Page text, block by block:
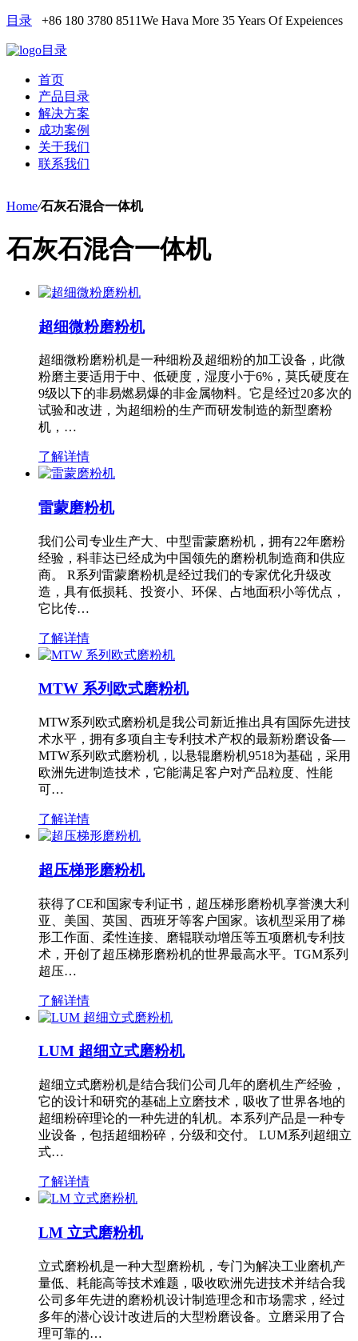
目录 +86 180 3780 8511We Hava More 35 Years Of Expeiences
目录
首页
产品目录
解决方案
成功案例
关于我们
联系我们
Home/石灰石混合一体机
石灰石混合一体机
超细微粉磨粉机
超细微粉磨粉机是一种细粉及超细粉的加工设备，此微
粉磨主要适用于中、低硬度，湿度小于6%，莫氏硬度在
9级以下的非易燃易爆的非金属物料。它是经过20多次的
试验和改进，为超细粉的生产而研发制造的新型磨粉
机，…
了解详情
雷蒙磨粉机
我们公司专业生产大、中型雷蒙磨粉机，拥有22年磨粉
经验，科菲达已经成为中国领先的磨粉机制造商和供应
商。 R系列雷蒙磨粉机是经过我们的专家优化升级改
造，具有低损耗、投资小、环保、占地面积小等优点，
它比传…
了解详情
MTW 系列欧式磨粉机
MTW系列欧式磨粉机是我公司新近推出具有国际先进技
术水平，拥有多项自主专利技术产权的最新粉磨设备—
MTW系列欧式磨粉机，以悬辊磨粉机9518为基础，采用
欧洲先进制造技术，它能满足客户对产品粒度、性能
可…
了解详情
超压梯形磨粉机
获得了CE和国家专利证书，超压梯形磨粉机享誉澳大利
亚、美国、英国、西班牙等客户国家。该机型采用了梯
形工作面、柔性连接、磨辊联动增压等五项磨机专利技
术，开创了超压梯形磨粉机的世界最高水平。TGM系列
超压…
了解详情
LUM 超细立式磨粉机
超细立式磨粉机是结合我们公司几年的磨机生产经验，
它的设计和研究的基础上立磨技术，吸收了世界各地的
超细粉碎理论的一种先进的轧机。本系列产品是一种专
业设备，包括超细粉碎，分级和交付。 LUM系列超细立
式…
了解详情
LM 立式磨粉机
立式磨粉机是一种大型磨粉机，专门为解决工业磨机产
量低、耗能高等技术难题，吸收欧洲先进技术并结合我
公司多年先进的磨粉机设计制造理念和市场需求，经过
多年的潜心设计改进后的大型粉磨设备。立磨采用了合
理可靠的…